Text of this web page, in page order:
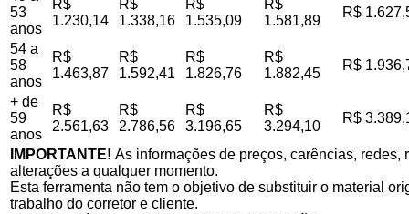
53
anos
R$
1.230,14
R$
1.338,16
R$
1.535,09
R$
1.581,89
R$
54 a
58
anos
R$
1.463,87
R$
1.592,41
R$
1.826,76
R$
1.882,45
R$
+ de
59
anos
R$
2.561,63
R$
2.786,56
R$
3.196,65
R$
3.294,10
R$
IMPORTANTE! As informações de preços, carências,
alterações a qualquer momento.
Esta ferramenta não tem o objetivo de substituir o material
trabalho do corretor e cliente.